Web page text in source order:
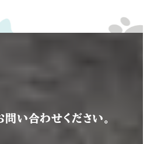
い合わせください。